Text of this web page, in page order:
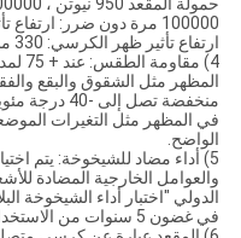
ارتفاع تأثير ظهر الكرسي: 330 مم ، زاوية 48 درجة ، 10 مرات.
المظهر مثل الشقوق والبقع
في المظهر مثل التغيرات
الواضح.
5) أداء مضاد للشيخوخة: يتم
والعوامل الخارجية المضادة
الدولي "اختبار أداء الشيخوخة
في غضون 5 سنوات من الاستخدام الخارجي. تصل الدرجة 95٪.